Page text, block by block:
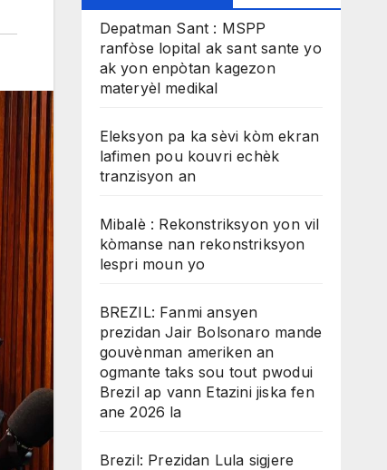
Depatman Sant : MSPP
ranfòse lopital ak sant sante yo
ak yon enpòtan kagezon
materyèl medikal
Eleksyon pa ka sèvi kòm ekran
lafimen pou kouvri echèk
tranzisyon an
Mibalè : Rekonstriksyon yon vil
kòmanse nan rekonstriksyon
lespri moun yo
BREZIL: Fanmi ansyen
prezidan Jair Bolsonaro mande
gouvènman ameriken an
ogmante taks sou tout pwodui
Brezil ap vann Etazini jiska fen
ane 2026 la
Brezil: Prezidan Lula sigjere